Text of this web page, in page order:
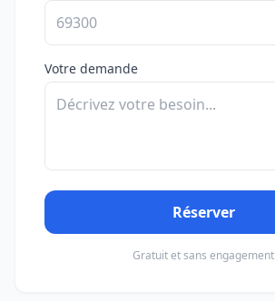
Votre demande
Réserver
Gratuit et sans engagement